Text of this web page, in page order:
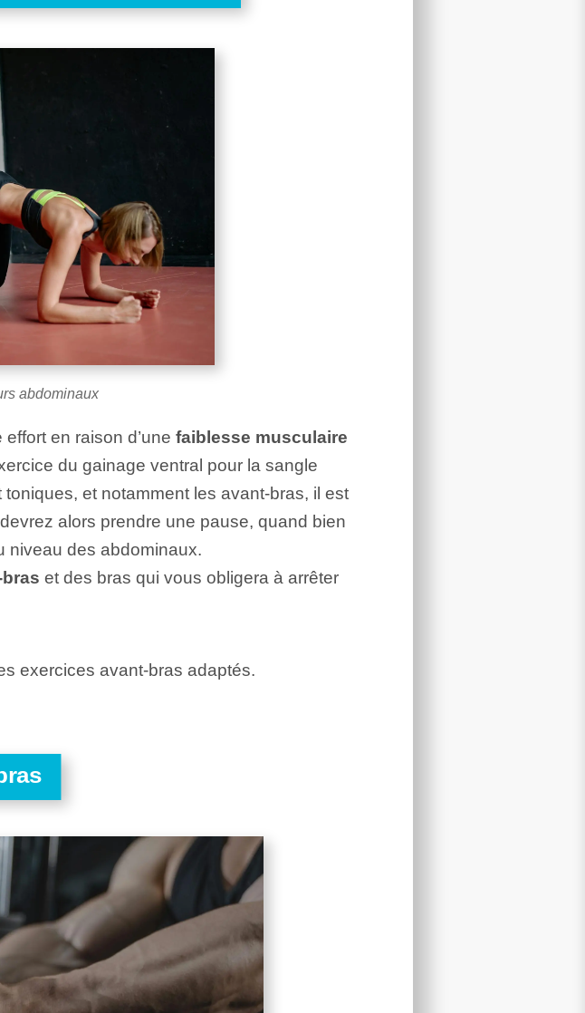
abdominaux
en raison d’une faiblesse musculaire
du gainage ventral pour la sangle
et notamment les avant-bras, il est
alors prendre une pause, quand bien
niveau des abdominaux.
et des bras qui vous obligera à arrêter
exercices avant-bras adaptés.